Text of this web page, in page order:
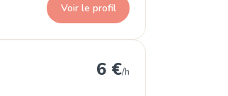
Voir le profil
6 €/h